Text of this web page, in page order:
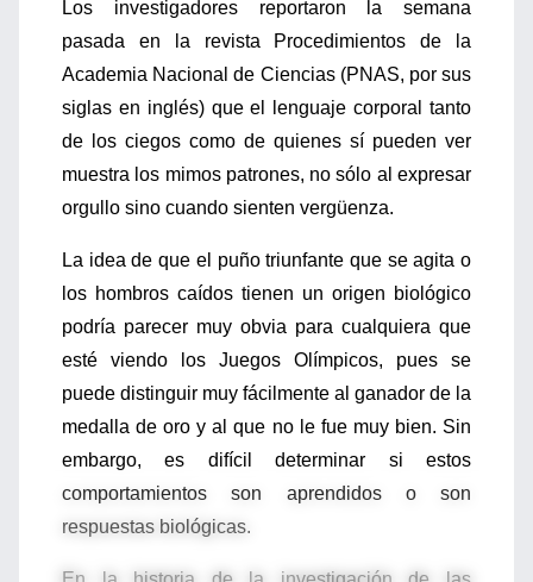
Los investigadores reportaron la semana
pasada en la revista Procedimientos de la
Academia Nacional de Ciencias (PNAS, por sus
siglas en inglés) que el lenguaje corporal tanto
de los ciegos como de quienes sí pueden ver
muestra los mimos patrones, no sólo al expresar
orgullo sino cuando sienten vergüenza.
La idea de que el puño triunfante que se agita o
los hombros caídos tienen un origen biológico
podría parecer muy obvia para cualquiera que
esté viendo los Juegos Olímpicos, pues se
puede distinguir muy fácilmente al ganador de la
medalla de oro y al que no le fue muy bien. Sin
embargo, es difícil determinar si estos
comportamientos son aprendidos o son
respuestas biológicas.